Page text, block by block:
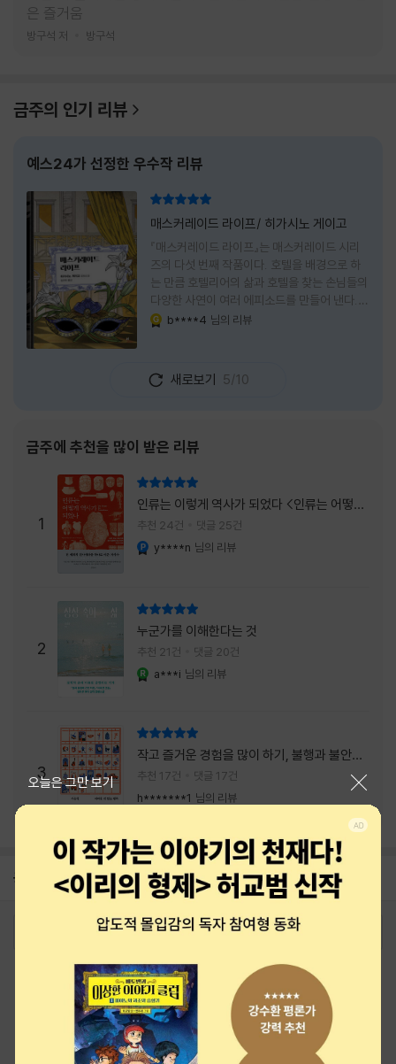
은 즐거움
방구석 저 방구석
금주의 인기 리뷰
예스24가 선정한 우수작 리뷰
매스커레이드 라이프/ 히가시노 게이고
『매스커레이드 라이프』는 매스커레이드 시리
즈의 다섯 번째 작품이다. 호텔을 배경으로 하
는 만큼 호텔리어의 삶과 호텔을 찾는 손님들의
다양한 사연이 여러 에피소드를 만들어 낸다.
주인공은 호텔리어로서의 완벽함을 꿈꾸는 야
는 과정에서 나오미가 다치게 되자, 고스케는
모든 책임을 지고 형사직에서 물러난다. 하지만
을 받게 된다. 그렇게 끝난 4권 이후, 나는 5권
이 출간되기만을 기다렸다. 형사가 아닌 호텔리
어가 된 닛타 고스케의 모습이 무척 궁금했기
때문이다. 그동안 호텔에서 잠복 수사를 하며
어설픈 호텔리어의 가면을 쓰고 있었다면, 이제
는 가면
b****4 님의 리뷰
새로보기 5/10
금주에 추천을 많이 받은 리뷰
1
인류는 이렇게 역사가 되었다 <인류는 어떻게
역사가 되었나>
추천 24건 댓글 25건
y****n 님의 리뷰
2
누군가를 이해한다는 것
추천 21건 댓글 20건
a***i 님의 리뷰
3
작고 즐거운 경험을 많이 하기, 불행과 불안을
회피하지 말기, 그리고 좋은 사람을 많이 만나
기.
추천 17건
댓글 17건
h*******1 님의 리뷰
공지 26년 NBCI 수상 안내
2026-08-01
오늘은 그만 보기
최근 본 상품 주문/배송
고객센터 1544-3800 티켓 1544-6399
중고샵 1566-4295
eBook 1:1문의/채팅상담
예스이십사(주) 사업자 정보
이용약관
개인정보처리방침
청소년보호정책
PC버전
회사소개 거래처관계자께